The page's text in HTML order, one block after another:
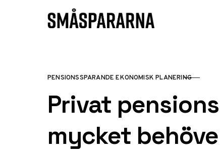
Hoppa till innehåll
KATEGORI
PENSIONSSPARANDE EKONOMISK PLANERING
Privat
mycket